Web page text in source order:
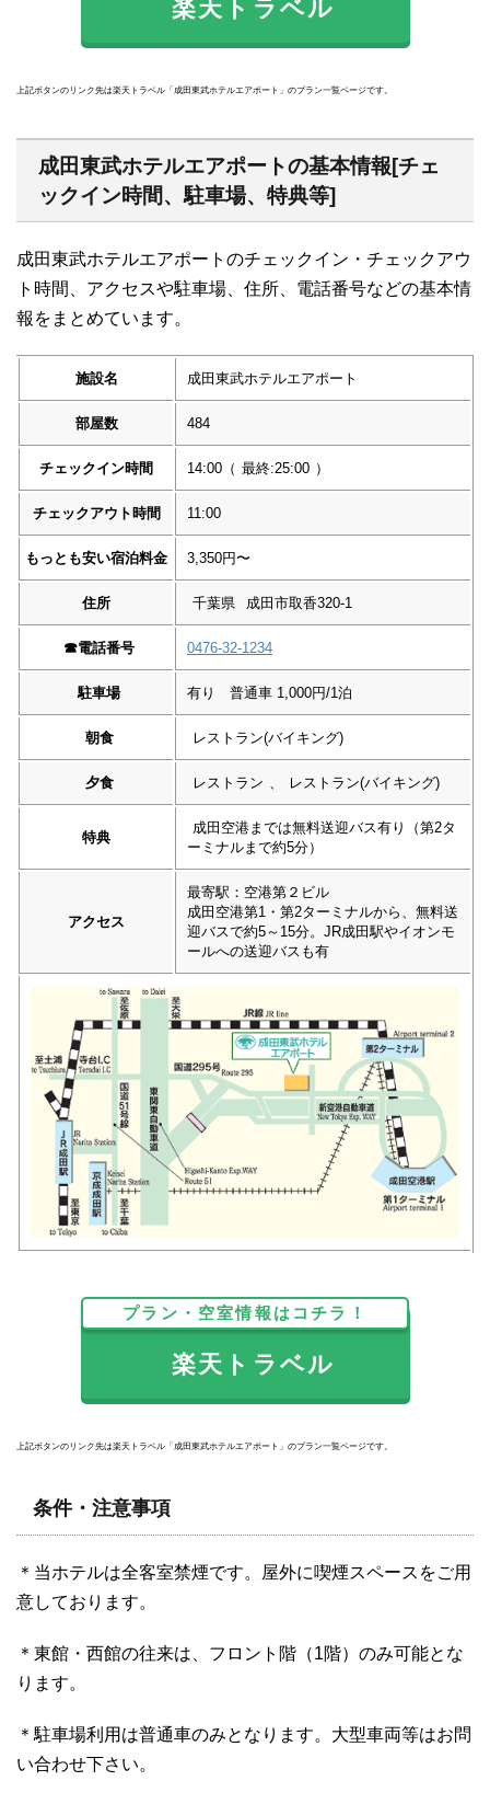
楽天トラベル
上記ボタンのリンク先は楽天トラベル「成田東武ホテルエアポート」のプラン一覧ページです。
成田東武ホテルエアポートの基本情報[チェ
ックイン時間、駐車場、特典等]
成田東武ホテルエアポートのチェックイン・チェックアウ
ト時間、アクセスや駐車場、住所、電話番号などの基本情
報をまとめています。
施設名 成田東武ホテルエアポート
部屋数 484
チェックイン時間 14:00 （ 最終:25:00 ）
チェックアウト時間 11:00
もっとも安い宿泊料金 3,350円〜
住所 千葉県 成田市取香320-1
☎︎電話番号 0476-32-1234
駐車場 有り 普通車 1,000円/1泊
朝食 レストラン(バイキング)
夕食 レストラン レストラン(バイキング)
特典
成田空港までは無料送迎バス有り（第2タ
ーミナルまで約5分）
アクセス
最寄駅：空港第２ビル
成田空港第1・第2ターミナルから、無料送
迎バスで約5～15分。JR成田駅やイオンモ
ールへの送迎バスも有
プラン・空室情報はコチラ！
楽天トラベル
上記ボタンのリンク先は楽天トラベル「成田東武ホテルエアポート」のプラン一覧ページです。
条件・注意事項
＊当ホテルは全客室禁煙です。屋外に喫煙スペースをご用
意しております。
＊東館・西館の往来は、フロント階（1階）のみ可能とな
ります。
＊駐車場利用は普通車のみとなります。大型車両等はお問
い合わせ下さい。